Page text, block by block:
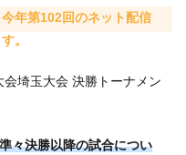
年第102回のネット配信
。
会埼玉大会 決勝トーナメン
々決勝以降の試合につい